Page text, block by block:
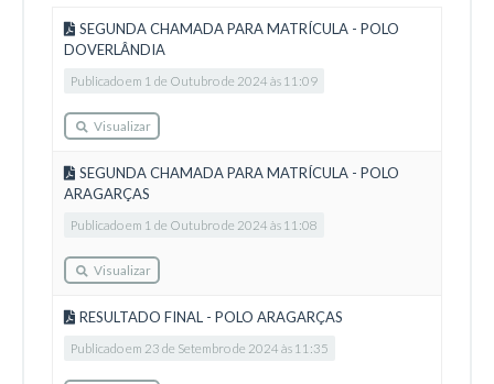
SEGUNDA CHAMADA PARA MATRÍCULA - POLO
DOVERLÂNDIA
Publicado em 1 de Outubro de 2024 às 11:09
Visualizar
SEGUNDA CHAMADA PARA MATRÍCULA - POLO
ARAGARÇAS
Publicado em 1 de Outubro de 2024 às 11:08
Visualizar
RESULTADO FINAL - POLO ARAGARÇAS
Publicado em 23 de Setembro de 2024 às 11:35